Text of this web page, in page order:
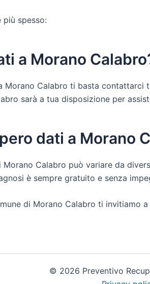
spesso:
a Morano
Calabro ti basta
sarà a tua disposizione per
dati a Morano
Calabro può variare da
è sempre gratuito e senza
di Morano Calabro ti invitiamo a
© 2026 Preventivo